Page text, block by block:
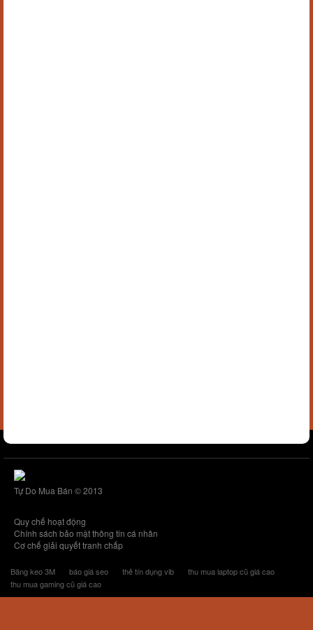
Tự Do Mua Bán © 2013
Quy chế hoạt động
Chính sách bảo mật thông tin cá nhân
Cơ chế giải quyết tranh chấp
Băng keo 3M báo giá seo thẻ tín dụng vib
thu mua laptop cũ giá cao
thu mua gaming cũ giá cao